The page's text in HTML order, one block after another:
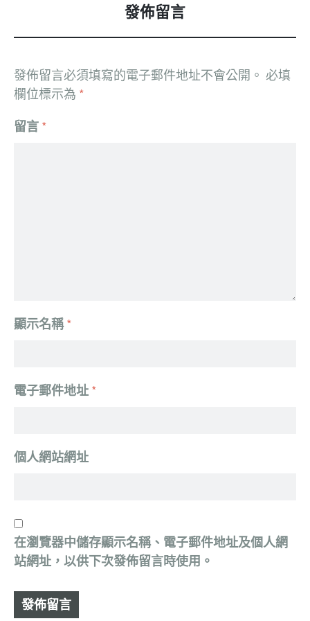
發佈留言
發佈留言必須填寫的電子郵件地址不會公開。 必填
欄位標示為 *
留言 *
顯示名稱*
電子郵件地址 *
個人網站網址
在瀏覽器中儲存顯示名稱、電子郵件地址及個人網
站網址，以供下次發佈留言時使用。